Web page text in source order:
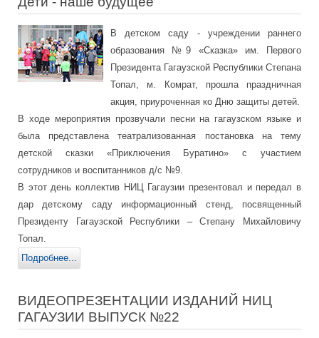
В детском саду - учреждении раннего
образования №9 «Сказка» им. Первого
Президента Гагаузской Республики Степана
Топал, м. Комрат, прошла праздничная
акция, приуроченная ко Дню защиты детей.
В ходе мероприятия прозвучали песни на гагаузском языке и
была представлена театрализованная постановка на тему
детской сказки «Приключения Буратино» с участием
сотрудников и воспитанников д/с №9.
В этот день коллектив НИЦ Гагаузии презентовал и передал в
дар детскому саду информационный стенд, посвященный
Президенту Гагаузской Республики – Степану Михайловичу
Топал.
Подробнее...
ВИДЕОПРЕЗЕНТАЦИИ ИЗДАНИЙ НИЦ
ГАГАУЗИИ ВЫПУСК №22